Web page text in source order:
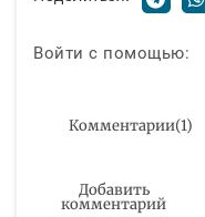
Войти с помощью:
Комментарии(1)
Добавить
комментарий